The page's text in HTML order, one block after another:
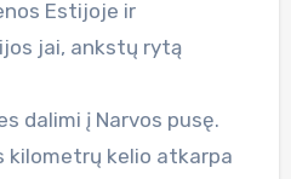
jai, ankstų rytą
dalimi į Narvos pusę.
kilometrų kelio atkarpa